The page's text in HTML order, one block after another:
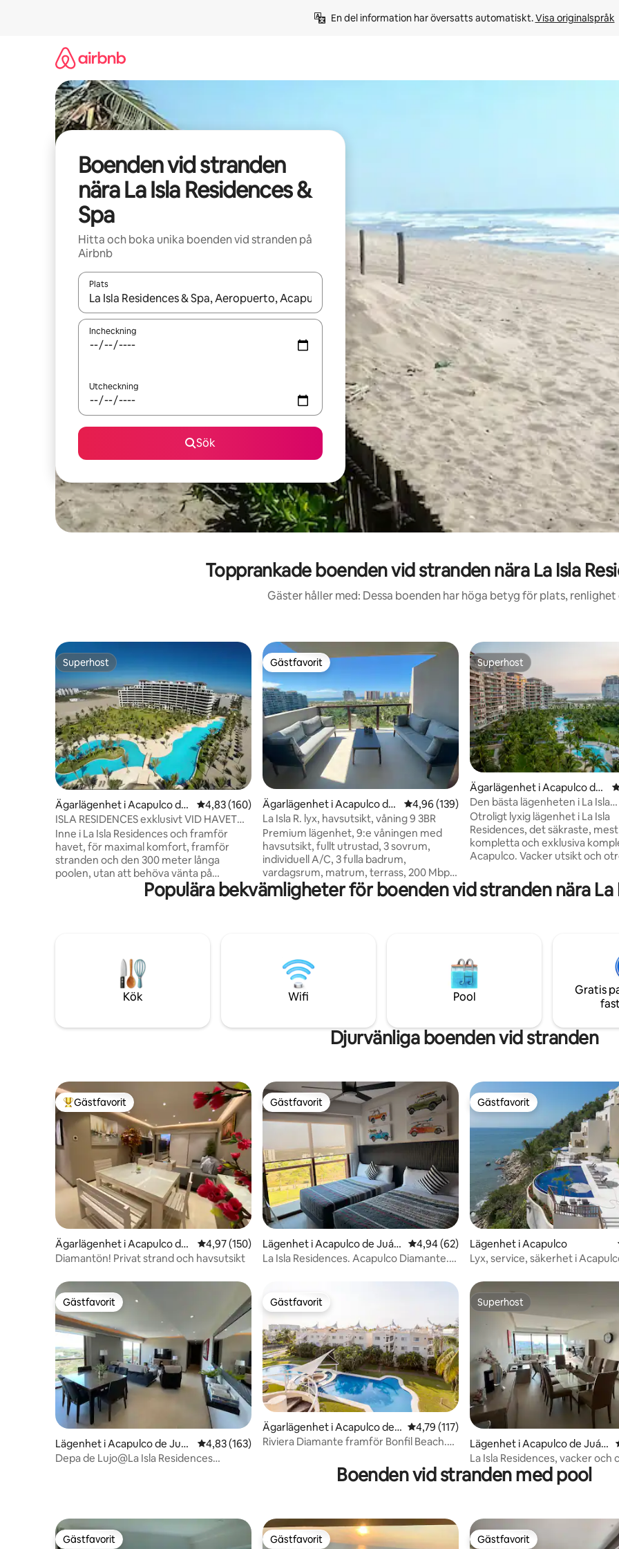
En del information har översatts automatiskt. Visa originalspråk
Boenden vid stranden
nära La Isla Residences &
Spa
Hitta och boka unika boenden vid stranden på
Airbnb
Plats
När resultaten är tillgängliga kan du navigera med upp- och nedåtpilarna eller utforska genom att trycka eller svepa.
Incheckning
Utcheckning
Sök
Topprankade boenden vid stranden nära La Isla
Gäster håller med: Dessa boenden har höga betyg för plats, renlighet
Superhost
Superhost
Ägarlägenhet i Acapulco de
Juárez
4,83 av 5 i genomsnittligt betyg, 160 omdömen
4,83 (160)
ISLA RESIDENCES exklusivt VID HAVET
det BÄSTA
Inne i La Isla Residences och framför
havet, för maximal komfort, framför
stranden och den 300 meter långa
poolen, utan att behöva vänta på
transport till stranden, och njuta med din
familj. I Punta Diamante, med ett
inredd och med alla tillbehör, och en sida
av köpcentret restauranger, biografer,
kul, nattklubb och mer.
Gästfavorit
Gästfavorit
Ägarlägenhet i Acapulco de
Juárez
4,96 av 5 i genomsnittligt betyg, 139
4,96 (139)
La Isla R. lyx, havsutsikt, våning 9 3BR
Premium lägenhet, 9:e våningen med
havsutsikt, fullt utrustad, 3 sovrum,
individuell A/C, 3 fulla badrum,
vardagsrum, matrum, terrass, 200 Mbps
wifi, elektriska persienner, utrustad med
SONOS, lyxmöbler, exklusiv lägenhet
Acapulco återhämtar sig från "ORKANEN
OTIS", vissa gemensamma utrymmen
kan genomgå underhåll.
Superhost
Superhost
Ägarlägenhet i Acapulco de
Juárez
Den bästa lägenheten i La Isla
Residences med strand
Otroligt lyxig lägenhet i La Isla
Residences, det säkraste, mest
kompletta och exklusiva
Acapulco. Vacker utsikt och
din vistelse är helt trevlig.
Bekvämligheter: Direkt
fotbollsplan, tennis,
volleybollsplan.
Populära bekvämligheter för boenden vid stranden nära La
Kök Wifi Pool
Gratis
Djurvänliga boenden vid stranden
Populär gästfavorit
Gästfavorit
Ägarlägenhet i Acapulco de
Juárez
4,97 av 5 i genomsnittligt betyg, 150 omdömen
4,97 (150)
Diamantön! Privat strand och havsutsikt
Gästfavorit
Gästfavorit
Lägenhet i Acapulco de Juár
ez
4,94 av 5 i genomsnittligt betyg, 62
4,94 (62)
La Isla Residences. Acapulco Diamante.
Gästfavorit
Gästfavorit
Lägenhet i Acapulco
Lyx, service, säkerhet i
Gästfavorit
Gästfavorit
Lägenhet i Acapulco de Juár
ez
4,83 av 5 i genomsnittligt betyg, 163 omdömen
4,83 (163)
Depa de Lujo@La Isla Residences
Gästfavorit
Gästfavorit
Ägarlägenhet i Acapulco de J
uárez
4,79 av 5 i genomsnittligt betyg, 117
4,79 (117)
Riviera Diamante framför Bonfil Beach.
Superhost
Superhost
Lägenhet i Acapulco de Juár
ez
La Isla Residences, vacker och
Boenden vid stranden med pool
Gästfavorit
Gästfavorit Gästfavorit
Gästfavorit Gästfavorit
Gästfavorit